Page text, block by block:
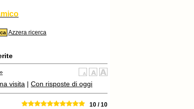
Azzera ricerca
visita | Con risposte di oggi
10 / 10